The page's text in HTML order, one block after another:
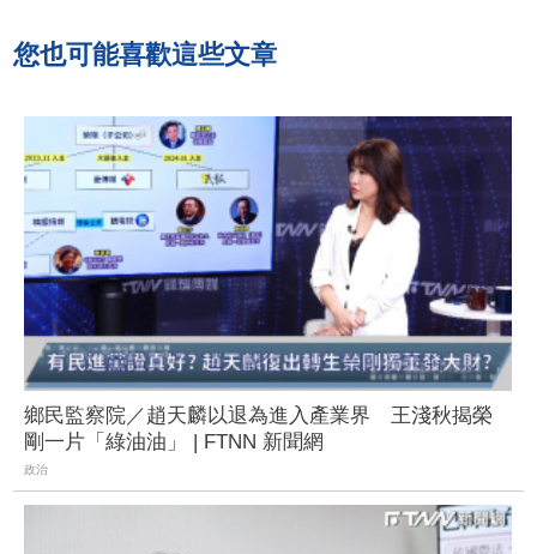
您也可能喜歡這些文章
鄉民監察院／趙天麟以退為進入產業界 王淺秋揭榮
剛一片「綠油油」 | FTNN 新聞網
政治